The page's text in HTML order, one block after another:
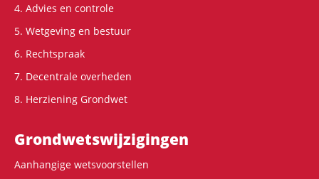
4. Advies en controle
5. Wetgeving en bestuur
6. Rechtspraak
7. Decentrale overheden
8. Herziening Grondwet
Grondwets­wijzigingen
Aanhangige wetsvoorstellen